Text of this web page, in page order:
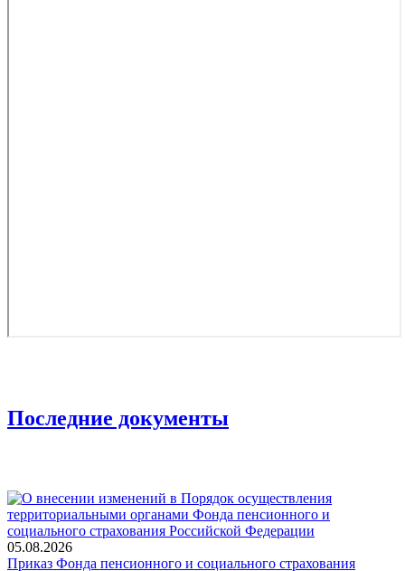
Последние документы
05.08.2026
Приказ Фонда пенсионного и социального страхования